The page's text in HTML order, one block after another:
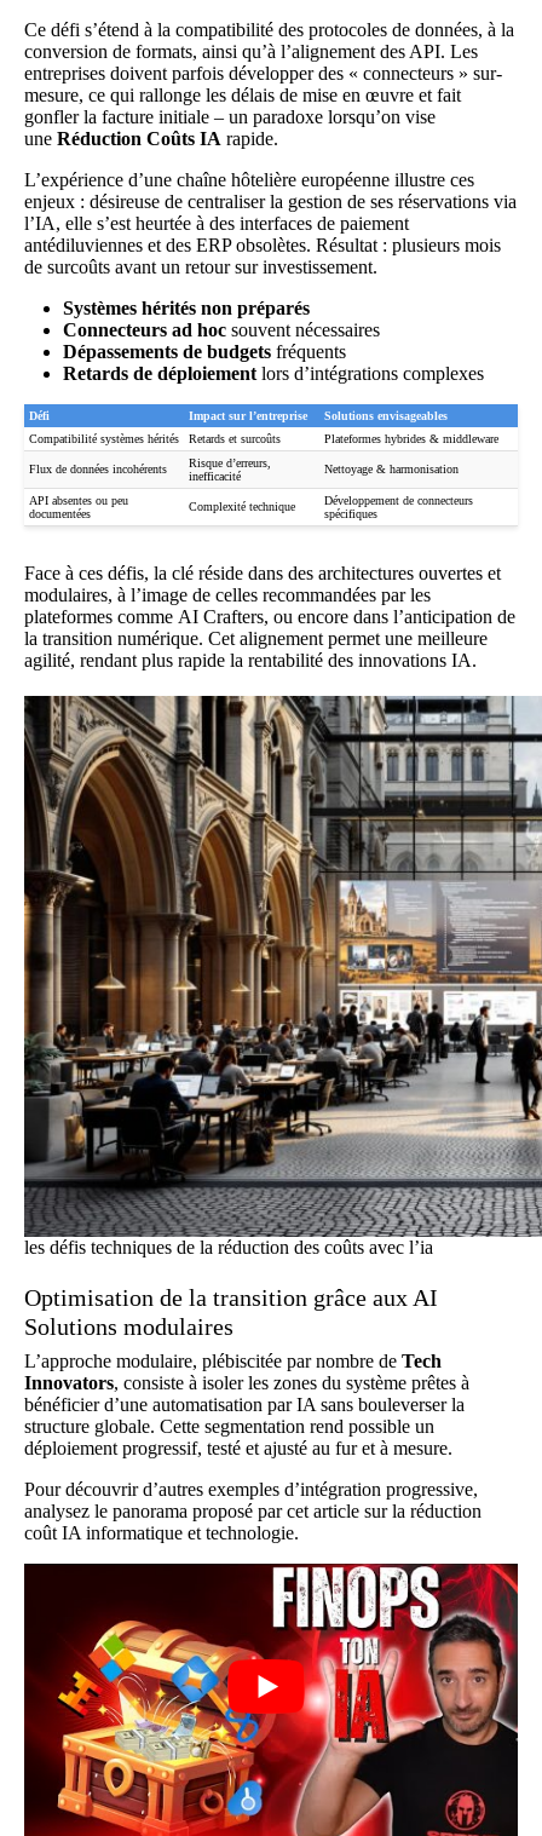
Ce défi s’étend à la compatibilité des protocoles de données, à la
conversion de formats, ainsi qu’à l’alignement des API. Les
entreprises doivent parfois développer des « connecteurs » sur-
mesure, ce qui rallonge les délais de mise en œuvre et fait
gonfler la facture initiale – un paradoxe lorsqu’on vise
une Réduction Coûts IA rapide.
L’expérience d’une chaîne hôtelière européenne illustre ces
enjeux : désireuse de centraliser la gestion de ses réservations via
l’IA, elle s’est heurtée à des interfaces de paiement
antédiluviennes et des ERP obsolètes. Résultat : plusieurs mois
de surcoûts avant un retour sur investissement.
Systèmes hérités non préparés
Connecteurs ad hoc souvent nécessaires
Dépassements de budgets fréquents
Retards de déploiement lors d’intégrations complexes
Défi Impact sur l’entreprise
Solutions envisageables
Compatibilité systèmes hérités
Retards et surcoûts Plateformes hybrides & middleware
Flux de données incohérents
Risque d’erreurs,
inefficacité
Nettoyage & harmonisation
API absentes ou peu
documentées
Complexité technique
Développement de connecteurs
spécifiques
Face à ces défis, la clé réside dans des architectures ouvertes et
modulaires, à l’image de celles recommandées par les
plateformes comme AI Crafters, ou encore dans l’anticipation de
la transition numérique. Cet alignement permet une meilleure
agilité, rendant plus rapide la rentabilité des innovations IA.
les défis techniques de la réduction des coûts avec l’ia
Optimisation de la transition grâce aux AI
Solutions modulaires
L’approche modulaire, plébiscitée par nombre de Tech
Innovators, consiste à isoler les zones du système prêtes à
bénéficier d’une automatisation par IA sans bouleverser la
structure globale. Cette segmentation rend possible un
déploiement progressif, testé et ajusté au fur et à mesure.
Pour découvrir d’autres exemples d’intégration progressive,
analysez le panorama proposé parcet article sur la réduction
coût IA informatique et technologie.